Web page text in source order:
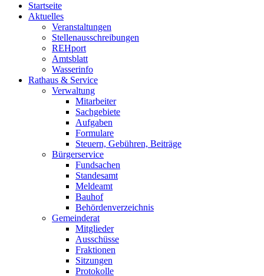
Startseite
Aktuelles
Veranstaltungen
Stellenausschreibungen
REHport
Amtsblatt
Wasserinfo
Rathaus & Service
Verwaltung
Mitarbeiter
Sachgebiete
Aufgaben
Formulare
Steuern, Gebühren, Beiträge
Bürgerservice
Fundsachen
Standesamt
Meldeamt
Bauhof
Behördenverzeichnis
Gemeinderat
Mitglieder
Ausschüsse
Fraktionen
Sitzungen
Protokolle